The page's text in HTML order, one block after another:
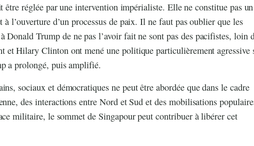
être réglée par une intervention impérialiste. Elle ne constitue pas un
à l’ouverture d’un processus de paix. Il ne faut pas oublier que les
Donald Trump de ne pas l’avoir fait ne sont pas des pacifistes, loin
et Hilary Clinton ont mené une politique particulièrement agressive
a prolongé, puis amplifié.
sociaux et démocratiques ne peut être abordée que dans le cadre
des interactions entre Nord et Sud et des mobilisations
militaire, le sommet de Singapour peut contribuer à libérer cet